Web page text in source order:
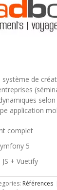
système de
application
complet
5
+ Vuetify
Références